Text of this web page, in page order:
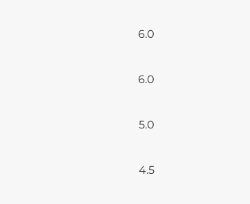
6.0
6.0
5.0
4.5